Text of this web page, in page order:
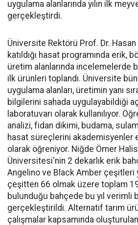
uygulama alanlarında yılın ilk
gerçekleştirdi.
Üniversite Rektörü Prof. Dr.
katıldığı hasat programında erik,
üretim alanlarında incelemelerde
ilk ürünleri toplandı. Üniversite
uygulama alanları, üretimin yanı
bilgilerini sahada uygulayabildiği
laboratuvarı olarak kullanılıyor.
analizi, fidan dikimi, budama,
hasat süreçlerini akademisyenler
olarak öğreniyor. Niğde Ömer
Üniversitesi'nin 2 dekarlık erik
Angelino ve Black Amber çeşitleri
çeşitten 66 olmak üzere toplam
bulunduğu bahçede bu yıl verimli
gerçekleştirildi. Alternatif tarım
çalışmalar kapsamında